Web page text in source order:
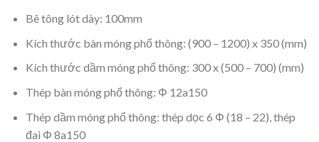
Bê tông lót dày: 100mm
Kích thước bàn móng phổ thông: (900 – 1200) x 350 (mm)
Kích thước dầm móng phổ thông: 300 x (500 – 700) (mm)
Thép bàn móng phổ thông: Φ 12a150
Thép dầm móng phổ thông: thép dọc 6 Φ (18 – 22), thép
đai Φ 8a150